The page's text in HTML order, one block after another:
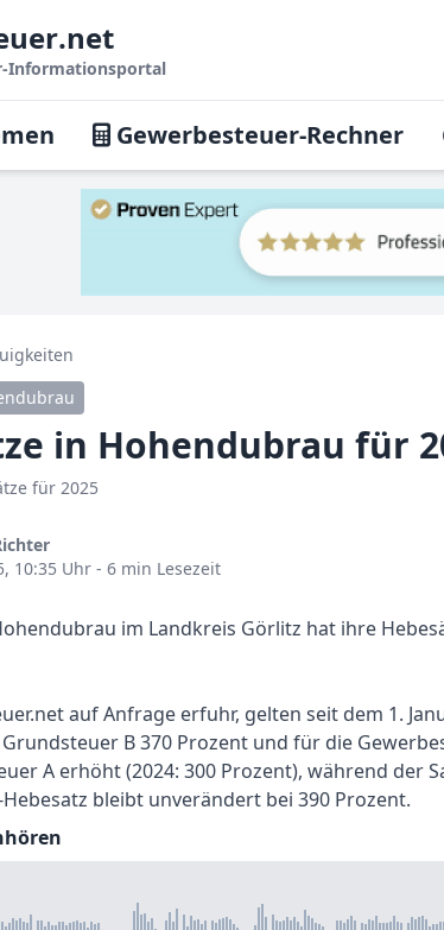
.net
Informationsportal
Gewerbesteuer-Rechner
in Hohendubrau für
für 2025
10:35 Uhr - 6 min Lesezeit
im Landkreis Görlitz hat ihre
auf Anfrage erfuhr, gelten seit dem 1.
B 370 Prozent und für die
A erhöht (2024: 300 Prozent), während der
bleibt unverändert bei 390 Prozent.